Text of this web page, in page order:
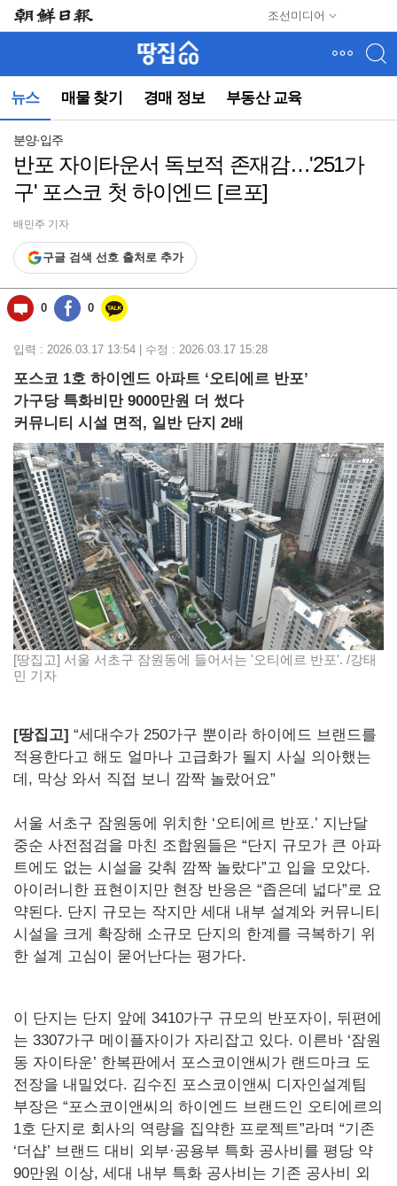
조선미디어
뉴스 매물 찾기 경매 정보 부동산 교육
뉴
(컨
동)
분양·입주
반포 자이타운서 독보적 존재감…'251가
구' 포스코 첫 하이엔드 [르포]
배민주 기자
구글 검색 선호 출처로 추가
0 0
입력 : 2026.03.17 13:54 | 수정 : 2026.03.17 15:28
포스코 1호 하이엔드 아파트 ‘오티에르 반포’
가구당 특화비만 9000만원 더 썼다
커뮤니티 시설 면적, 일반 단지 2배
[땅집고] 서울 서초구 잠원동에 들어서는 '오티에르 반포'. /강태
민 기자
[땅집고] “세대수가 250가구 뿐이라 하이에드 브랜드를
적용한다고 해도 얼마나 고급화가 될지 사실 의아했는
데, 막상 와서 직접 보니 깜짝 놀랐어요”
서울 서초구 잠원동에 위치한 ‘오티에르 반포.’ 지난달
중순 사전점검을 마친 조합원들은 “단지 규모가 큰 아파
트에도 없는 시설을 갖춰 깜짝 놀랐다”고 입을 모았다.
아이러니한 표현이지만 현장 반응은 “좁은데 넓다”로 요
약된다. 단지 규모는 작지만 세대 내부 설계와 커뮤니티
시설을 크게 확장해 소규모 단지의 한계를 극복하기 위
한 설계 고심이 묻어난다는 평가다.
이 단지는 단지 앞에 3410가구 규모의 반포자이, 뒤편에
는 3307가구 메이플자이가 자리잡고 있다. 이른바 ‘잠원
동 자이타운’ 한복판에서 포스코이앤씨가 랜드마크 도
전장을 내밀었다. 김수진 포스코이앤씨 디자인설계팀
부장은 “포스코이앤씨의 하이엔드 브랜드인 오티에르의
1호 단지로 회사의 역량을 집약한 프로젝트”라며 “기존
‘더샵’ 브랜드 대비 외부·공용부 특화 공사비를 평당 약
90만원 이상, 세대 내부 특화 공사비는 기존 공사비 외